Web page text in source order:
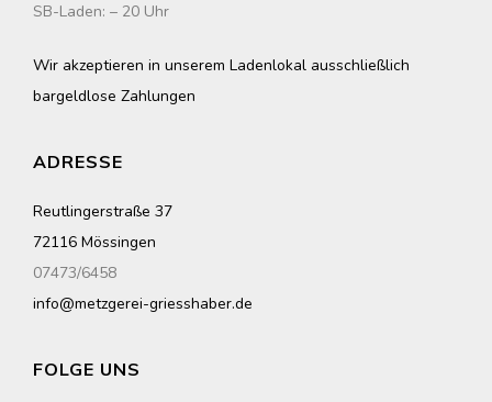
SB-Laden: – 20 Uhr
Wir akzeptieren in unserem Ladenlokal ausschließlich
bargeldlose Zahlungen
ADRESSE
Reutlingerstraße 37
72116 Mössingen
07473/6458
info@metzgerei-griesshaber.de
FOLGE UNS